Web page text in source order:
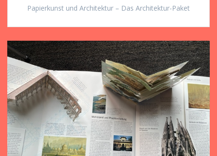
Papierkunst und Architektur – Das Architektur-Paket